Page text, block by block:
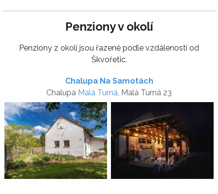
Penziony v okolí
Penziony z okolí jsou řazené podle vzdálenosti od
Škvořetic.
Chalupa Na Samotách
Chalupa Malá Turná , Malá Turná 23